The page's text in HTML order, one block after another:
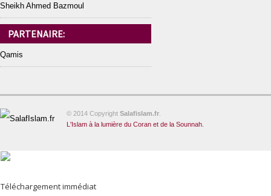
Sheikh Ahmed Bazmoul
PARTENAIRE:
Qamis
© 2014 Copyright Salafislam.fr
L'Islam à la lumière du Coran et de la Sounnah.
Téléchargement immédiat